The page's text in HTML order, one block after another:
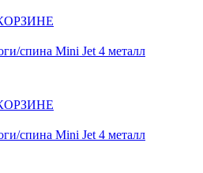
спина Mini Jet 4 металл
спина Mini Jet 4 металл